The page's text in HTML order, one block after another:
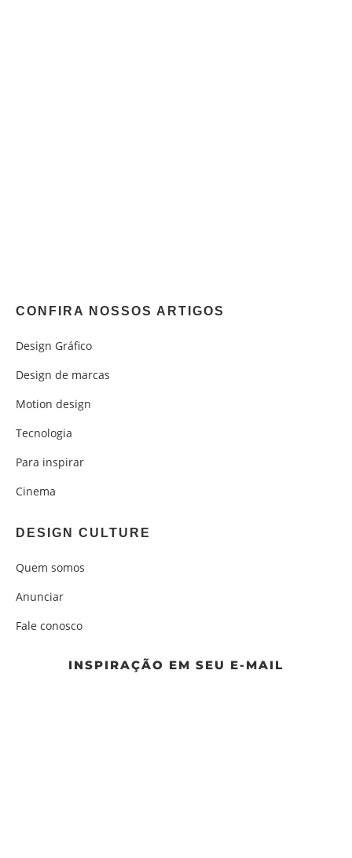
CONFIRA NOSSOS ARTIGOS
Design Gráfico
Design de marcas
Motion design
Tecnologia
Para inspirar
Cinema
DESIGN CULTURE
Quem somos
Anunciar
Fale conosco
INSPIRAÇÃO EM SEU E-MAIL